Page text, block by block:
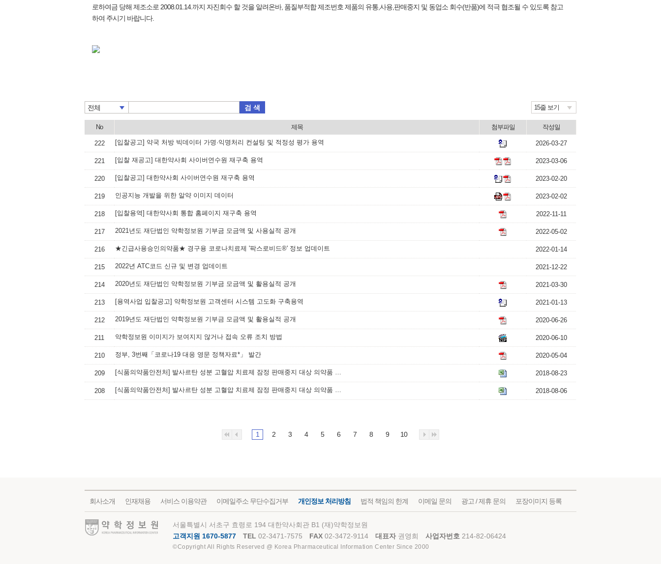
로하여금 당해 제조소로 2008.01.14.까지 자진회수 할 것을 알려온바, 품질부적합 제조번호 제품의 유통,사용,판매중지 및 동업소 회수(반품)에 적극 협조될 수 있도록 참고
하여 주시기 바랍니다.
전체 검 색 15줄 보기
No 제목 첨부파일 작성일
222 [입찰공고] 약국 처방 빅데이터 가명·익명처리 컨설팅 및 적정성 평가 용역 2026-03-27
221 [입찰 재공고] 대한약사회 사이버연수원 재구축 용역 2023-03-06
220 [입찰공고] 대한약사회 사이버연수원 재구축 용역 2023-02-20
219 인공지능 개발을 위한 알약 이미지 데이터 2023-02-02
218 [입찰용역] 대한약사회 통합 홈페이지 재구축 용역 2022-11-11
217 2021년도 재단법인 약학정보원 기부금 모금액 및 사용실적 공개 2022-05-02
216 ★긴급사용승인의약품★ 경구용 코로나치료제 '팍스로비드®' 정보 업데이트 2022-01-14
215 2022년 ATC코드 신규 및 변경 업데이트 2021-12-22
214 2020년도 재단법인 약학정보원 기부금 모금액 및 활용실적 공개 2021-03-30
213 [용역사업 입찰공고] 약학정보원 고객센터 시스템 고도화 구축용역 2021-01-13
212 2019년도 재단법인 약학정보원 기부금 모금액 및 활용실적 공개 2020-06-26
211 약학정보원 이미지가 보여지지 않거나 접속 오류 조치 방법 2020-06-10
210 정부, 3번째「코로나19 대응 영문 정책자료*」 발간 2020-05-04
209 [식품의약품안전처] 발사르탄 성분 고혈압 치료제 잠정 판매중지 대상 의약품 목록(8월 23일 기준) 2018-08-23
208 [식품의약품안전처] 발사르탄 성분 고혈압 치료제 잠정 판매중지 대상 의약품 목록(8월 6일 기준) 2018-08-06
1 2 3 4 5 6 7 8 9 10
회사소개 인재채용 서비스 이용약관 이메일주소 무단수집거부 개인정보 처리방침 법적 책임의 한계 이메일 문의 광고 / 제휴 문의 포장이미지 등록
약학정보원
서울특별시 서초구 효령로 194 대한약사회관 B1 (재)약학정보원
고객지원 1670-5877
TEL 02-3471-7575 FAX 02-3472-9114 대표자 권영희 사업자번호 214-82-06424
©Copyright All Rights Reserved @ Korea Pharmaceutical Information Center Since 2000